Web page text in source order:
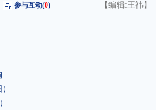
参与互动(0) 【编辑:王祎】